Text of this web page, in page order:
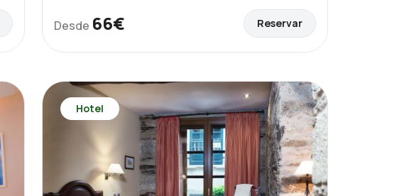
Desde 66€ Reservar
Hotel